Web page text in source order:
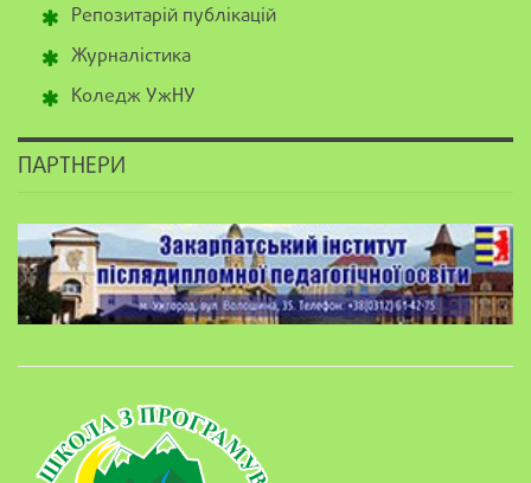
Репозитарій публікацій
Журналістика
Коледж УжНУ
ПАРТНЕРИ